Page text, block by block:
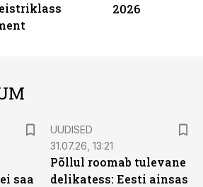
2026
saa
UUDISED
31.07.26, 13:21
Põllul roomab tulevane
delikatess: Eesti ainsas